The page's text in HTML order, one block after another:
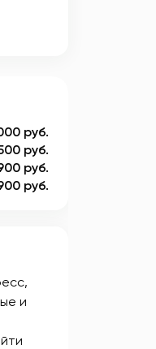
руб.
руб.
руб.
руб.
и